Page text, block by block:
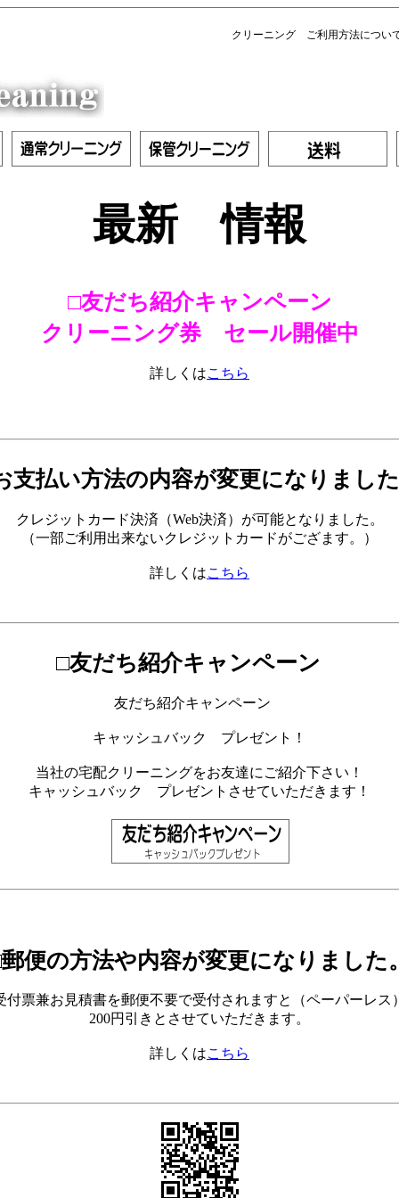
クリーニング ご利用方法につい
最新 情報
□友だち紹介キャンペーン
クリーニング券 セール開催中
詳しくはこちら
支払い方法の内容が変更になりまし
クレジットカード決済（Web決済）が可能となりました。
（一部ご利用出来ないクレジットカードがござます。）
詳しくはこちら
□友だち紹介キャンペーン
友だち紹介キャンペーン
キャッシュバック プレゼント！
当社の宅配クリーニングをお友達にご紹介下さい！
キャッシュバック プレゼントさせていただきます！
便の方法や内容が変更になりました
付票兼お見積書を郵便不要で受付されますと（ペーパーレス
200円引きとさせていただきます。
詳しくはこちら